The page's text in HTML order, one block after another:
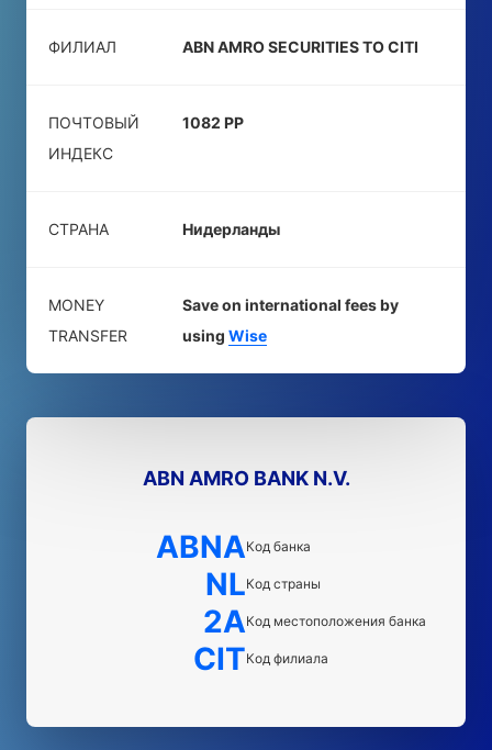
ФИЛИАЛ ABN AMRO SECURITIES TO CITI
ПОЧТОВЫЙ
ИНДЕКС
1082 PP
СТРАНА Нидерланды
MONEY
TRANSFER
Save on international fees by
using Wise
ABN AMRO BANK N.V.
ABNAКод банка
NLКод страны
2AКод местоположения банка
CITКод филиала